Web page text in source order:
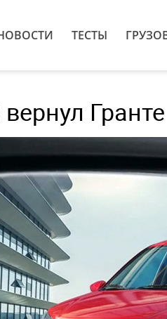
ТЕСТЫ